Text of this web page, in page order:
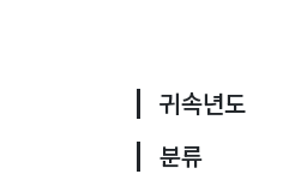
귀속년도
분류